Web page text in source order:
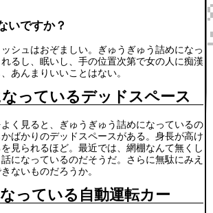
いですか？
シュはおぞましい。ぎゅうぎゅう詰めになっ
るし、眠いし、手の位置次第で女の人に痴漢
あんまりいいことはない。
っているデッドスペース
く見ると、ぎゅうぎゅう詰めになっているの
ばかりのデッドスペースがある。身長が高け
見られるほど。最近では、網棚なんて無くし
になっているのだそうだ。さらに無駄にみえ
ないものだろうか。
っている自動運転カー